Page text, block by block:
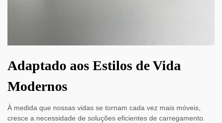
Adaptado aos Estilos de Vida
Modernos
À medida que nossas vidas se tornam cada vez mais móveis,
cresce a necessidade de soluções eficientes de carregamento.